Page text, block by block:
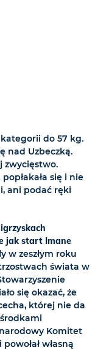
do 57 kg.
nad Uzbeczką.
zwycięstwo.
się i nie
ani podać ręki
jak start Imane
w zeszłym roku
świata w
się okazać, że
której nie da
Komitet
własną